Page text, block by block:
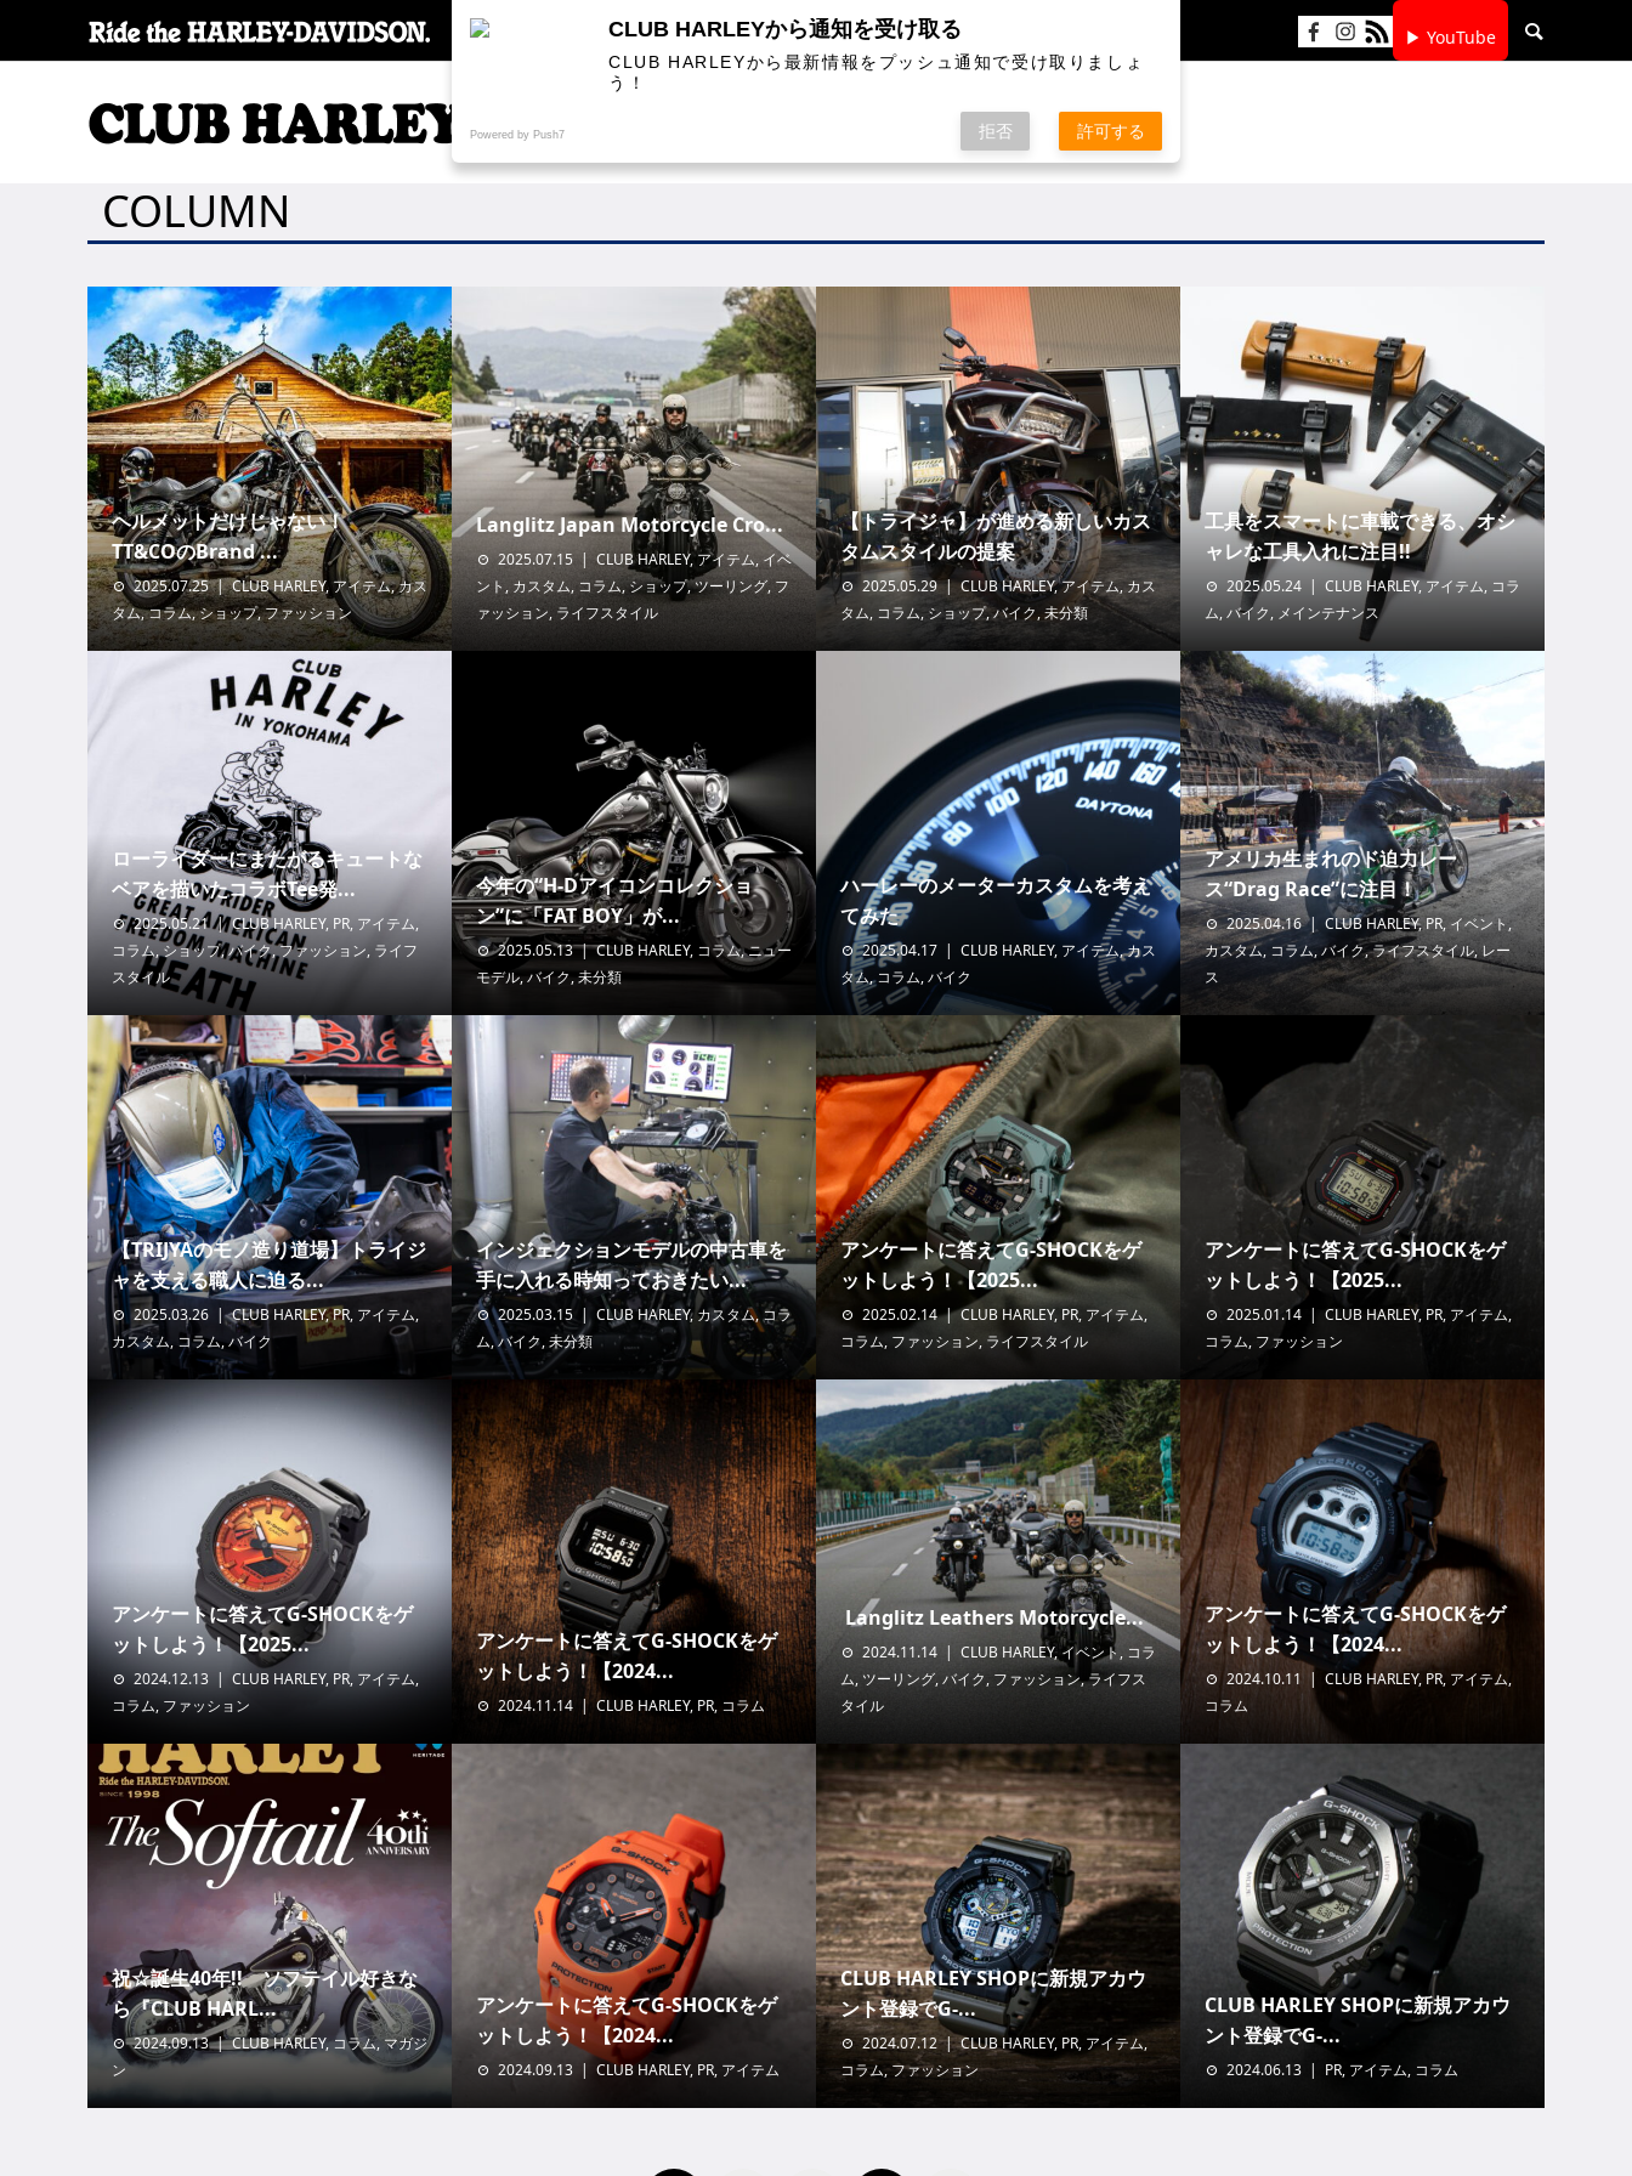
▶ YouTube
SPECIALCOLUMN
COLUMN
ヘルメットだけじゃない！
TT&COのBrand ...
2025.07.25 CLUB HARLEY,アイテム,カス
タム,コラム,ショップ,ファッション
Langlitz Japan Motorcycle Cro...
2025.07.15 CLUB HARLEY,アイテム, イベ
ント, カスタム, コラム,ショップ,ツーリング, フ
ァッション, ライフスタイル
【トライジャ】が進める新しいカス
タムスタイルの提案
2025.05.29 CLUB HARLEY,アイテム,カス
タム, コラム, ショップ,バイク,未分類
工具をスマートに車載できる、オシ
ャレな工具入れに注目!!
2025.05.24 CLUB HARLEY, アイテム, コラ
ム,バイク, メインテナンス
ローライダーにまたがるキュートな
ベアを描いたコラボTee発...
2025.05.21 CLUB HARLEY, PR, アイテム,
コラム, ショップ,バイク,ファッション, ライフ
スタイル
今年の“H-Dアイコンコレクショ
ン”に「FAT BOY」が...
2025.05.13 CLUB HARLEY, コラム,ニュー
モデル,バイク,未分類
ハーレーのメーターカスタムを考え
てみた
2025.04.17 CLUB HARLEY, アイテム,カス
タム,コラム,バイク
アメリカ生まれのド迫力レー
ス“Drag Race”に注目！
2025.04.16 CLUB HARLEY, PR, イベント,
カスタム, コラム,バイク,ライフスタイル, レー
ス
【TRIJYAのモノ造り道場】トライジ
ャを支える職人に迫る...
2025.03.26 CLUB HARLEY,PR, アイテム,
カスタム, コラム,バイク
インジェクションモデルの中古車を
手に入れる時知っておきたい...
2025.03.15 CLUB HARLEY,カスタム,コラ
ム,バイク,未分類
アンケートに答えてG-SHOCKをゲ
ットしよう！【2025...
2025.02.14 CLUB HARLEY, PR, アイテム,
コラム, ファッション, ライフスタイル
アンケートに答えてG-SHOCKをゲ
ットしよう！【2025...
2025.01.14 CLUB HARLEY, PR, アイテム,
コラム, ファッション
アンケートに答えてG-SHOCKをゲ
ットしよう！【2025...
2024.12.13 CLUB HARLEY, PR, アイテム,
コラム, ファッション
アンケートに答えてG-SHOCKをゲ
ットしよう！【2024...
2024.11.14 CLUB HARLEY, PR, コラム
Langlitz Leathers Motorcycle...
2024.11.14 CLUB HARLEY,イベント , コラ
ム, ツーリング,バイク, ファッション,ライフス
タイル
アンケートに答えてG-SHOCKをゲ
ットしよう！【2024...
2024.10.11 CLUB HARLEY, PR, アイテム,
コラム
祝☆誕生40年!! ソフテイル好きな
ら『CLUB HARL...
2024.09.13 CLUB HARLEY,コラム, マガジ
ン
アンケートに答えてG-SHOCKをゲ
ットしよう！【2024...
2024.09.13 CLUB HARLEY, PR, アイテム
CLUB HARLEY SHOPに新規アカウ
ント登録でG-...
2024.07.12 CLUB HARLEY, PR, アイテム,
コラム,ファッション
CLUB HARLEY SHOPに新規アカウ
ント登録でG-...
2024.06.13 PR, アイテム, コラム
CLUB HARLEYから通知を受け取る
CLUB HARLEYから最新情報をプッシュ通知で受け取りましょ
う！
Powered by Push7 拒否 許可する